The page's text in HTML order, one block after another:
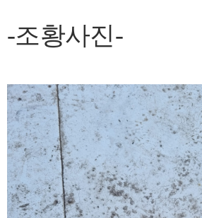
-조황사진-